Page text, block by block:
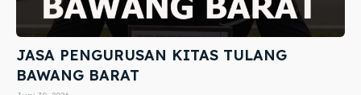
JASA PENGURUSAN KITAS TULANG
BAWANG BARAT